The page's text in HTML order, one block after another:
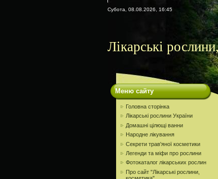
Субота, 08.08.2026, 16:45
Лікарські
Меню сайту
Головна сторінка
Лікарські рослини України
Домашні цілющі ванни
Народне лікування
Секрети трав'яної косметики
Легенди та міфи про рослини
Фотокаталог лікарських рослин
Про сайт "Лікарські рослини,